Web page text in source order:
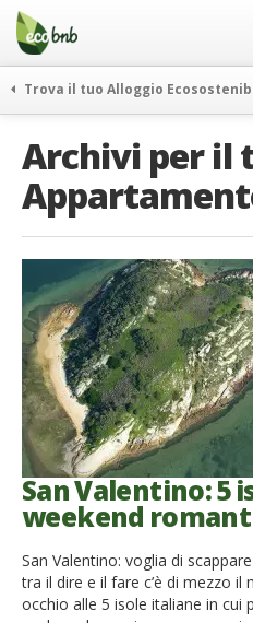
Menu
Salta
contenuto
Offerte Speciali
Regali
FAQ
Chi Siamo
Contatti
Italiano
German
English
Spanish
French
Italiano
Trova il tuo Alloggio
itinerari
curiosità
news ed eventi
ecohotel
rassegna stampa
Archivi per il
San Valentino: 5
weekend
San Valentino: voglia di
tra il dire e il fare c’è di mezzo
occhio alle 5 isole italiane in cui